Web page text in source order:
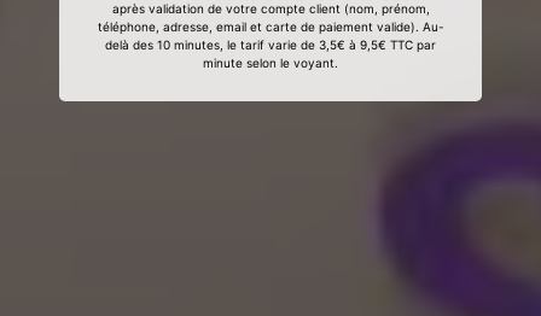
après validation de votre compte client (nom, prénom,
téléphone, adresse, email et carte de paiement valide). Au-
delà des 10 minutes, le tarif varie de 3,5€ à 9,5€ TTC par
minute selon le voyant.